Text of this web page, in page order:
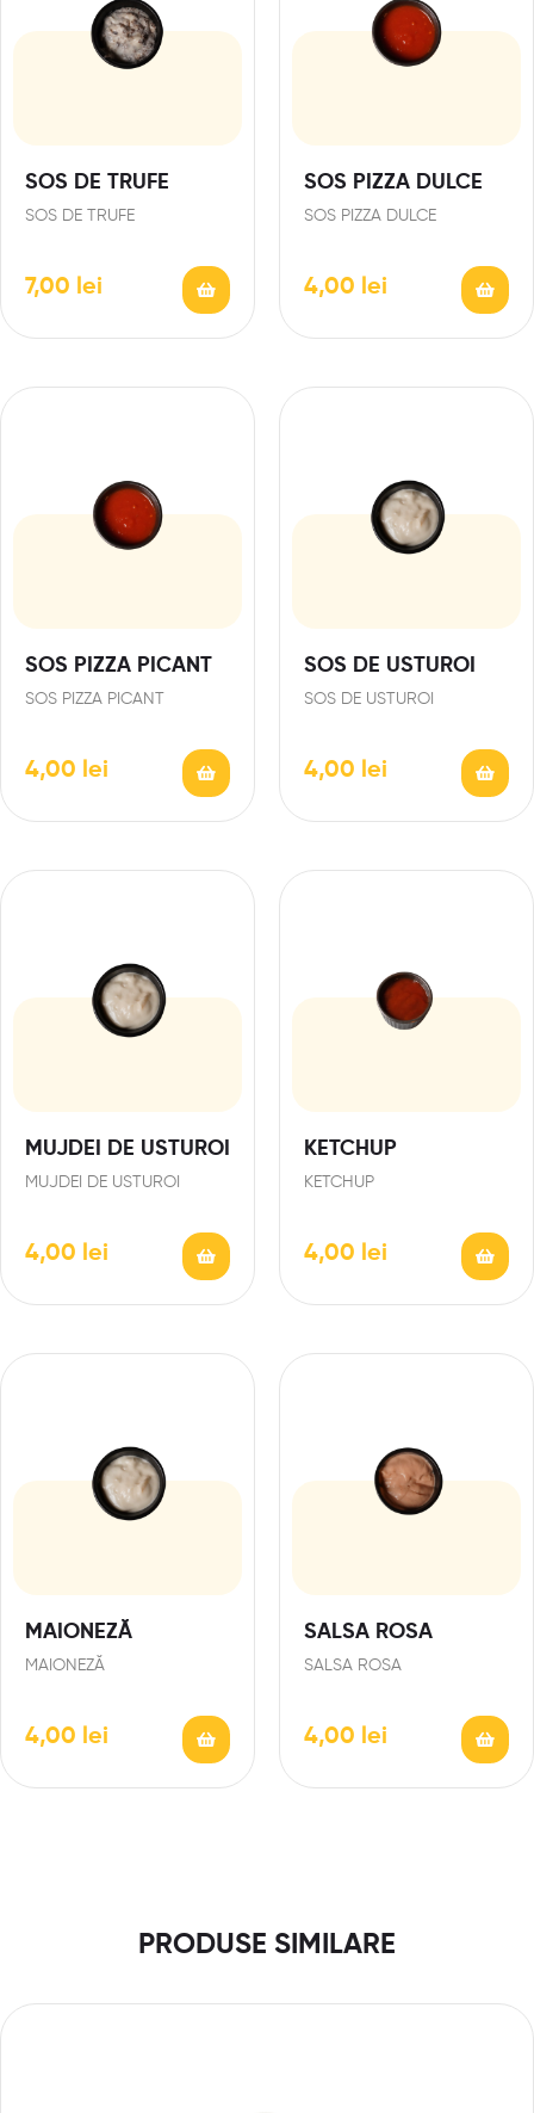
SOS DE TRUFE
SOS DE TRUFE
7,00 lei
SOS PIZZA DULCE
SOS PIZZA DULCE
4,00 lei
SOS PIZZA PICANT
SOS PIZZA PICANT
4,00 lei
SOS DE USTUROI
SOS DE USTUROI
4,00 lei
MUJDEI DE USTUROI
MUJDEI DE USTUROI
4,00 lei
KETCHUP
KETCHUP
4,00 lei
MAIONEZĂ
MAIONEZĂ
4,00 lei
SALSA ROSA
SALSA ROSA
4,00 lei
PRODUSE SIMILARE